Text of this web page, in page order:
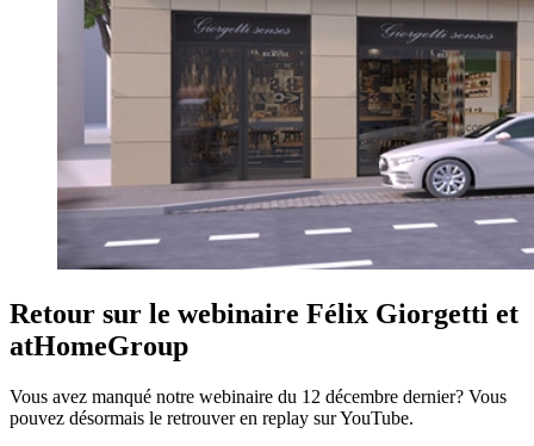
Retour sur le webinaire Félix Giorgetti et
atHomeGroup
Vous avez manqué notre webinaire du 12 décembre dernier? Vous
pouvez désormais le retrouver en replay sur YouTube.